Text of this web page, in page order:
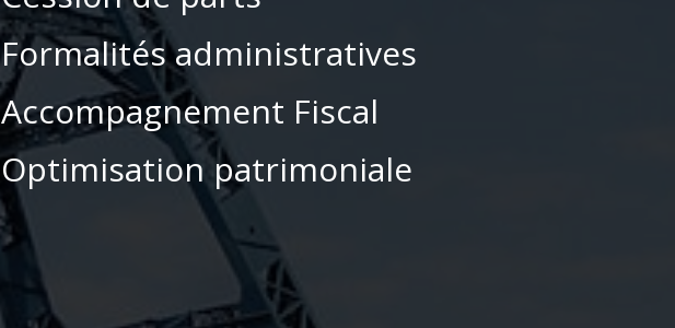
Formalités administratives
Accompagnement Fiscal
Optimisation patrimoniale